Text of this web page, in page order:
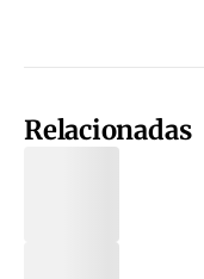
Relacionadas